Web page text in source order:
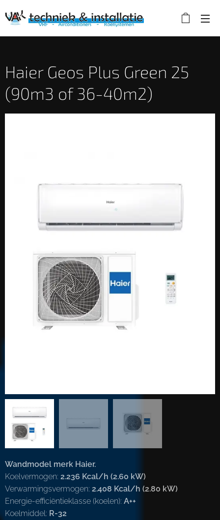
Haier Geos Plus Green 25
(90m3 of 36-40m2)
Wandmodel merk Haier.
Koelvermogen: 2.236 Kcal/h (2.60 kW)
Verwarmingsvermogen: 2.408 Kcal/h (2.80 kW)
Energie-efficiëntieklasse (koelen): A++
Koelmiddel: R-32